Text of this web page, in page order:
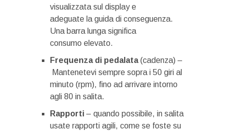
visualizzata sul display e
adeguate la guida di conseguenza.
Una barra lunga significa
consumo elevato.
Frequenza di pedalata(cadenza) –
Mantenetevi sempre sopra i 50 giri al
minuto (rpm), fino ad arrivare intorno
agli 80 in salita.
Rapporti – quando possibile, in salita
usate rapporti agili, come se foste su